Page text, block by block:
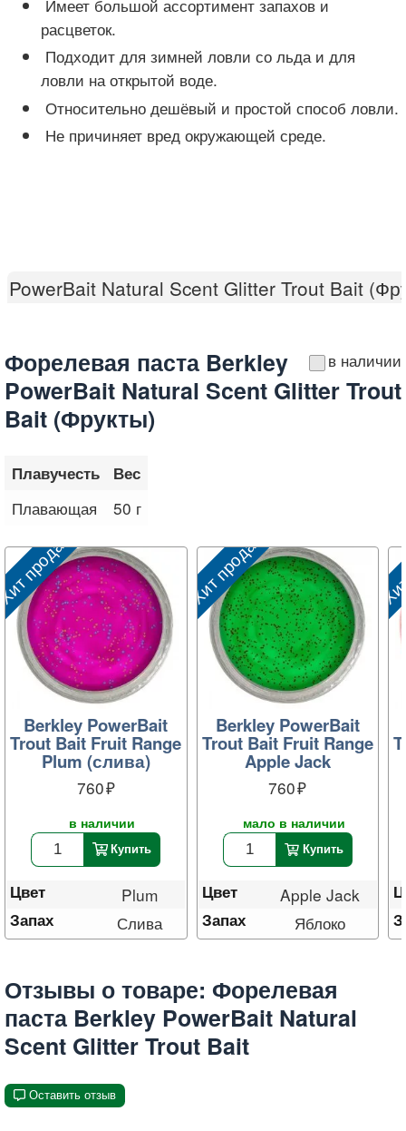
Имеет большой ассортимент запахов и
расцветок.
Подходит для зимней ловли со льда и для
ловли на открытой воде.
Относительно дешёвый и простой способ ловли.
Не причиняет вред окружающей среде.
PowerBait Natural Scent Glitter Trout Bait
в наличии
Форелевая паста Berkley
PowerBait Natural Scent Glitter Trout
Bait (Фрукты)
Плавучесть Вес
Плавающая 50 г
продаж
Berkley PowerBait
Trout Bait Fruit Range
Plum (слива)
760
в наличии
Купить
Цвет Plum
Запах Слива
Хит продаж
Berkley PowerBait
Trout Bait Fruit Range
Apple Jack
760
мало в наличии
Купить
Цвет Apple Jack
Запах Яблоко
Отзывы о товаре: Форелевая
паста Berkley PowerBait Natural
Scent Glitter Trout Bait
Оставить отзыв